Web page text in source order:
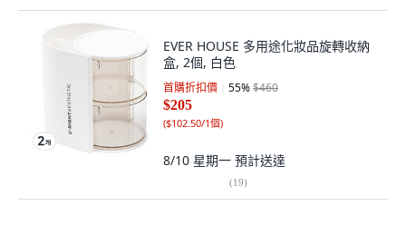
EVER HOUSE 多用途化妝品旋轉收納
盒, 2個, 白色
首購折扣價 55%$460
$205
($102.50/1個)
8/10 星期一 預計送達
(19)